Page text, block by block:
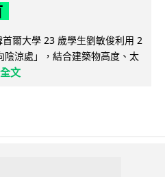
首爾大學 23 歲學生劉敏俊利用 2
涼處」，結合建築物高度、太
文